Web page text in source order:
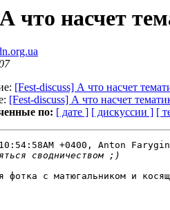
что насчет
[Fest-discuss] А что насчет
[Fest-discuss] А что насчет
по: [ дате ] [ дискуссии ] [
+0400, Anton
фотка с матюгальником и